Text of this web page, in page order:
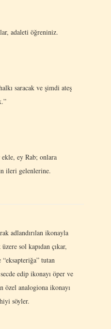
adaleti öğreniniz.
saracak ve şimdi ateş
ey Rab; onlara
ileri gelenlerine.
adlandırılan ikonayla
sol kapıdan çıkar,
tutan
edip ikonayı öper ve
özel analogiona ikonayı
söyler.